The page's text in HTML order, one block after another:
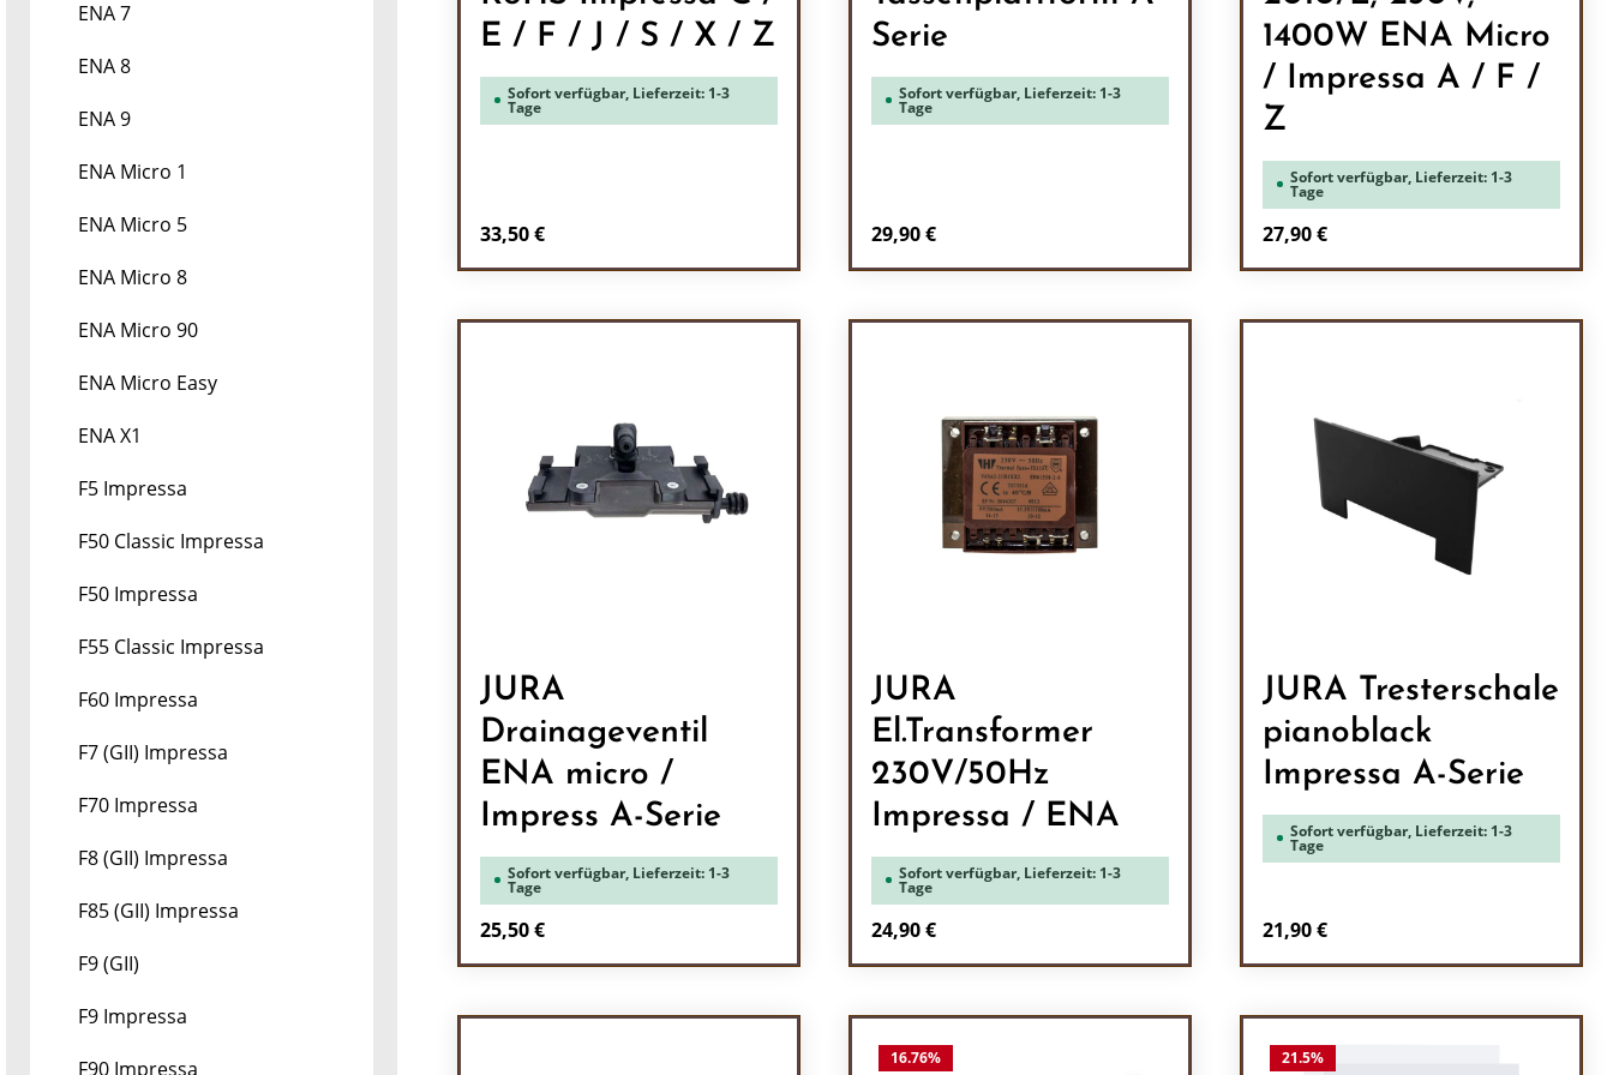
ENA 7
ENA 8
ENA 9
ENA Micro 1
ENA Micro 5
ENA Micro 8
ENA Micro 90
ENA Micro Easy
ENA X1
F5 Impressa
F50 Classic Impressa
F50 Impressa
F55 Classic Impressa
F60 Impressa
F7 (GII) Impressa
F70 Impressa
F8 (GII) Impressa
F85 (GII) Impressa
F9 (GII)
F9 Impressa
F90 Impressa
E / F / J / S / X / Z
Sofort verfügbar, Lieferzeit: 1-3
Tage
Regulärer Preis:
33,50 €
Serie
Sofort verfügbar, Lieferzeit: 1-3
Tage
Regulärer Preis:
29,90 €
1400W ENA Micro
/ Impressa A / F /
Z
Sofort verfügbar, Lieferzeit: 1-3
Tage
Regulärer Preis:
27,90 €
JURA
Drainageventil
ENA micro /
Impress A-Serie
Sofort verfügbar, Lieferzeit: 1-3
Tage
Regulärer Preis:
25,50 €
JURA
El.Transformer
230V/50Hz
Impressa / ENA
Sofort verfügbar, Lieferzeit: 1-3
Tage
Regulärer Preis:
24,90 €
JURA Tresterschale
pianoblack
Impressa A-Serie
Sofort verfügbar, Lieferzeit: 1-3
Tage
Regulärer Preis:
21,90 €
16.76% 21.5%